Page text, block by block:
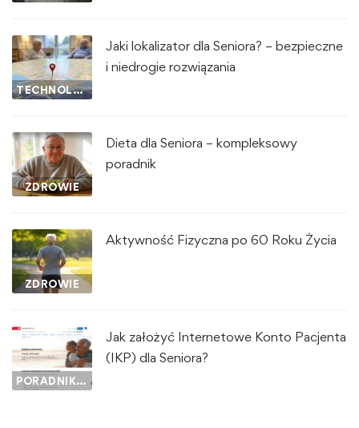
TECHNOLOGIA I INNOWACJE
Jaki lokalizator dla Seniora? – bezpieczne
i niedrogie rozwiązania
ZDROWIE
Dieta dla Seniora – kompleksowy
poradnik
ZDROWIE
Aktywność Fizyczna po 60 Roku Życia
PORADNIK SENIORA
Jak założyć Internetowe Konto Pacjenta
(IKP) dla Seniora?